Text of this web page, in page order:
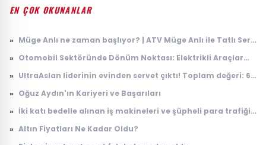
EN ÇOK OKUNANLAR
» Müge Anlı ne zaman başlıyor? | ATV Müge Anlı ile Tatlı Sert
tarihi
» Otomobil Sektöründe Dönüm Noktası: Elektrikli Araçlar
» UltraAslan liderinin evinden servet çıktı! Toplam değeri: 65
» Oğuz Aydın'ın Kariyeri ve Başarıları
» İki katı bedelle alınan iş makineleri ve şüpheli para trafiği
» Altın Fiyatları Ne Kadar Oldu?